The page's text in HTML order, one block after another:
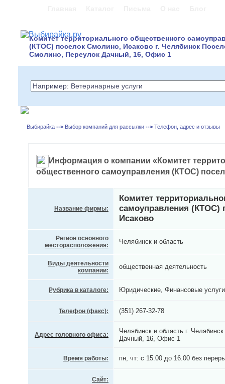
Комитет территориального общественного
(КТОС) поселок Смолино, Исаково г. Челябинск
Смолино, Переулок Дачный, 16, Офис 1
Выбирайка --> Выбор компаний для рассылки --> Телефон, адрес и отзывы
Информация о компании «Комитет
общественного самоуправления (КТОС)
Название фирмы:
Комитет
самоуправления (КТОС)
Исаково
Регион основного
месторасположения:
Челябинск и область
Виды деятельности
компании:
общественная деятельность
Рубрика в каталоге: Юридические, Финансовые услуги
Телефон (факс): (351) 267-32-78
Адрес головного офиса:
Челябинск и область г.
Дачный, 16, Офис 1
Время работы: пн, чт: с 15.00 до 16.00 без
Сайт: